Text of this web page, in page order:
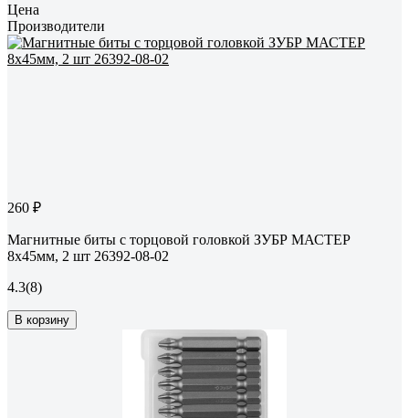
Цена
Производители
260 ₽
Магнитные биты с торцовой головкой ЗУБР МАСТЕР
8х45мм, 2 шт 26392-08-02
4.3(8)
В корзину